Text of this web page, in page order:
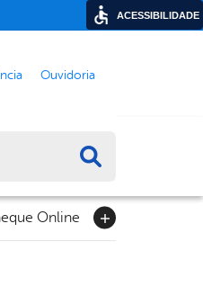
Ouvidoria
Online
ACESSIBILIDADE